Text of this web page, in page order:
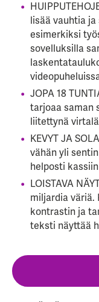
lisää vauhtia
esimerkiksi
sovelluksilla
JOPA 18
tarjoaa saman
liitettynä
KEVYT JA
vähän yli
helposti
LOISTAVA
miljardia väriä.
kontrastin ja
teksti näyttää